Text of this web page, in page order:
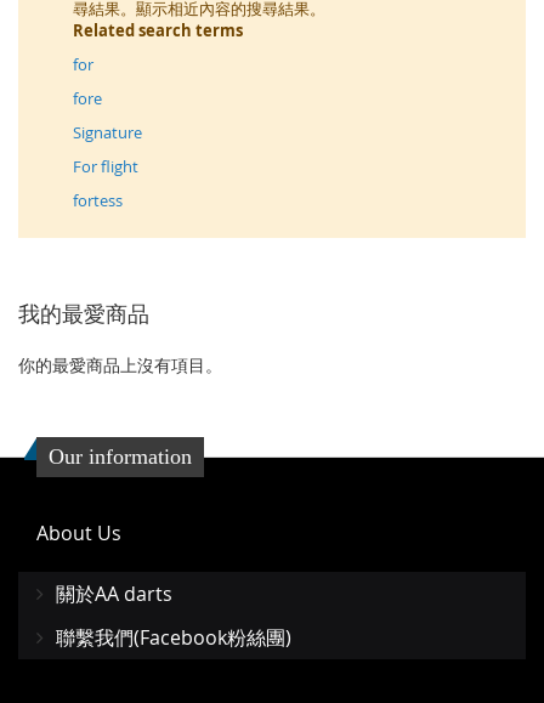
尋結果。顯示相近內容的搜尋結果。
Related search terms
for
fore
Signature
For flight
fortess
我的最愛商品
你的最愛商品上沒有項目。
Our information
About Us
關於AA darts
聯繫我們(Facebook粉絲團)